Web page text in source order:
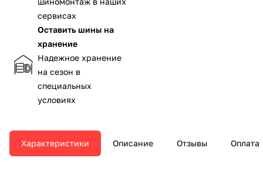
сервисах
Оставить шины на
хранение
Надежное хранение
на сезон в
специальных
условиях
Характеристики Описание Отзывы Оплата